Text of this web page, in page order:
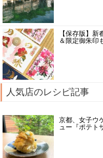
【保存版】
＆限定御朱印
人気店のレシピ記事
京都、女子ウ
ュー『ポテト